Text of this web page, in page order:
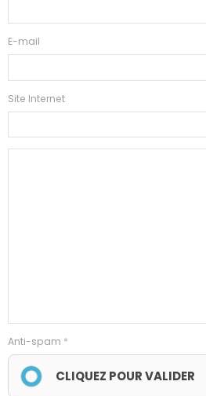
E-mail
Site Internet
Anti-spam
CLIQUEZ POUR VALIDER